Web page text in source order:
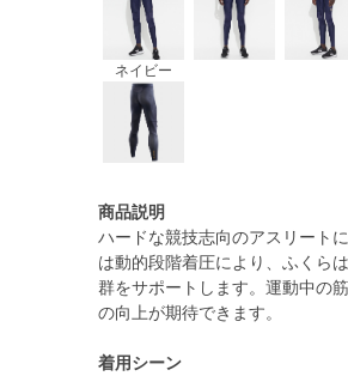
ネイビー
商品説明
ハードな競技志向のアスリート
は動的段階着圧により、ふくら
群をサポートします。運動中の
の向上が期待できます。
着用シーン